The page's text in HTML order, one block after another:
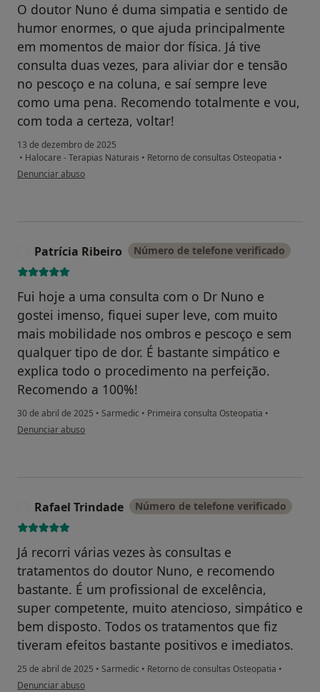
O doutor Nuno é duma simpatia e sentido de
humor enormes, o que ajuda principalmente
em momentos de maior dor física. Já tive
consulta duas vezes, para aliviar dor e tensão
no pescoço e na coluna, e saí sempre leve
como uma pena. Recomendo totalmente e vou,
com toda a certeza, voltar!
13 de dezembro de 2025
• Halocare - Terapias Naturais • Retorno de consultas Osteopatia •
na opinião do utilizador Juliana
Denunciar abuso
Patrícia Ribeiro Número de telefone verificado
Fui hoje a uma consulta com o Dr Nuno e
gostei imenso, fiquei super leve, com muito
mais mobilidade nos ombros e pescoço e sem
qualquer tipo de dor. É bastante simpático e
explica todo o procedimento na perfeição.
Recomendo a 100%!
30 de abril de 2025 • Sarmedic • Primeira consulta Osteopatia •
na opinião do utilizador Patrícia Ribeiro
Denunciar abuso
Rafael Trindade Número de telefone verificado
Já recorri várias vezes às consultas e
tratamentos do doutor Nuno, e recomendo
bastante. É um profissional de excelência,
super competente, muito atencioso, simpático e
bem disposto. Todos os tratamentos que fiz
tiveram efeitos bastante positivos e imediatos.
25 de abril de 2025 • Sarmedic • Retorno de consultas Osteopatia •
na opinião do utilizador Rafael Trindade
Denunciar abuso